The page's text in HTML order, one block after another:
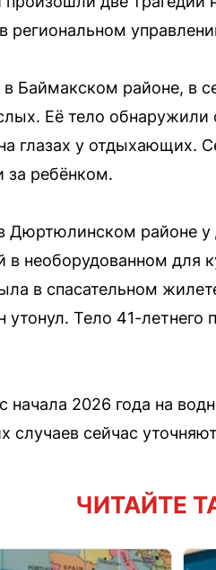
Баймакском районе, в
Её тело
глазах у отдыхающих.
за ребёнком.
Дюртюлинском районе у
в необорудованном для
в спасательном
Тело 41-летнего
2026 года на
случаев сейчас
ЧИТАЙТЕ